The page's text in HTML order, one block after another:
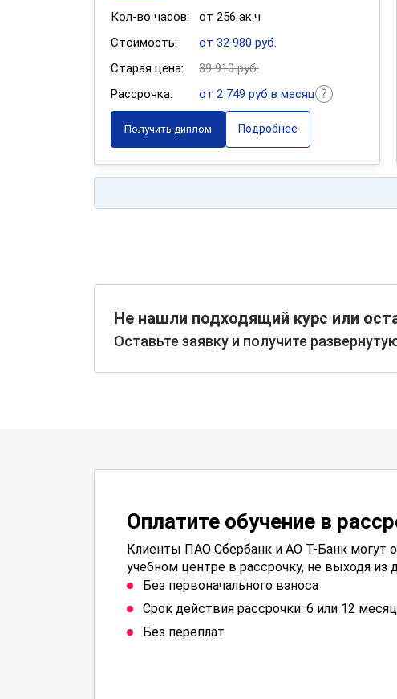
Кол-во часов:
от 256 ак.ч
Стоимость:
от 32 980 руб.
Старая цена:
39 910 руб.
Рассрочка:
от 2 749 руб в месяц
Получить диплом Подробнее
Не нашли подходящий курс или
Оставьте заявку и получите
Оплатите обучение в
Клиенты ПАО Сбербанк и АО Т-Банк могут
учебном центре в рассрочку, не выходя из
Без первоначального взноса
Срок действия рассрочки: 6 или 12
Без переплат